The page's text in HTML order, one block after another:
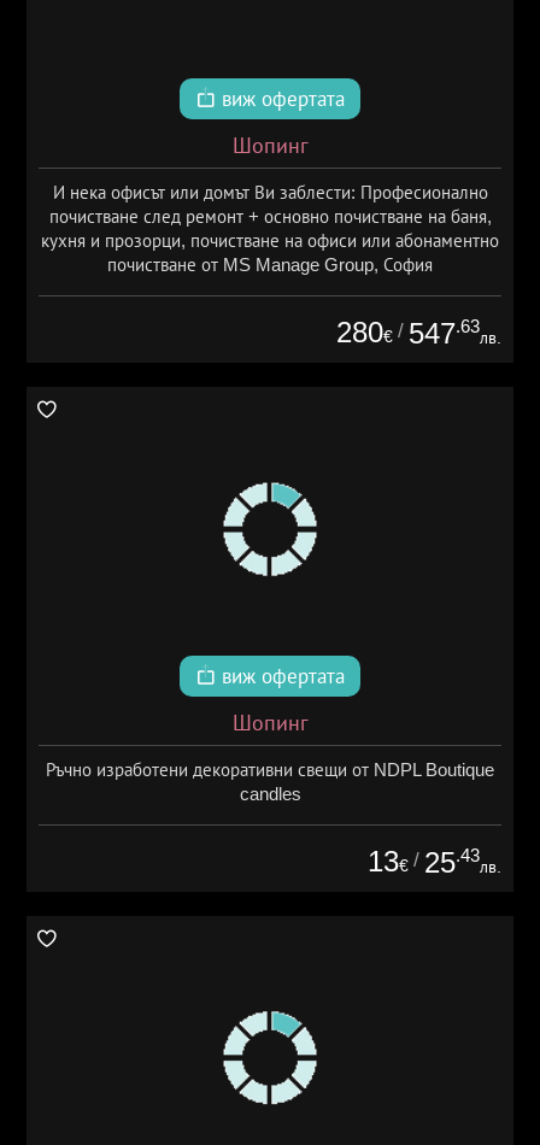
виж офертата
Шопинг
И нека офисът или домът Ви заблести: Професионално
почистване след ремонт + основно почистване на баня,
кухня и прозорци, почистване на офиси или абонаментно
почистване от MS Manage Group, София
280€ / 547.63
лв.
виж офертата
Шопинг
Ръчно изработени декоративни свещи от NDPL Boutique
candles
13€ / 25.43
лв.